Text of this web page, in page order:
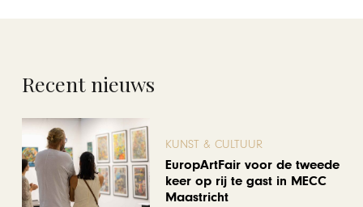
Recent nieuws
KUNST & CULTUUR
EuropArtFair voor de tweede
keer op rij te gast in MECC
Maastricht